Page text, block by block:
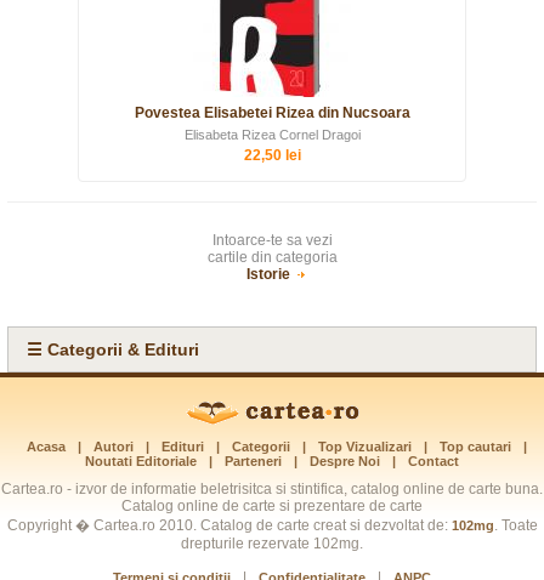
Povestea Elisabetei Rizea din Nucsoara
Elisabeta Rizea Cornel Dragoi
22,50 lei
Intoarce-te sa vezi
cartile din categoria
Istorie
☰ Categorii & Edituri
Acasa | Autori | Edituri | Categorii | Top Vizualizari | Top cautari
|
Noutati Editoriale
| Parteneri | Despre Noi | Contact
Cartea.ro - izvor de informatie beletrisitca si stintifica, catalog online de carte buna.
Catalog online de carte si prezentare de carte
Copyright � Cartea.ro 2010. Catalog de carte creat si dezvoltat de: 102mg. Toate
drepturile rezervate 102mg.